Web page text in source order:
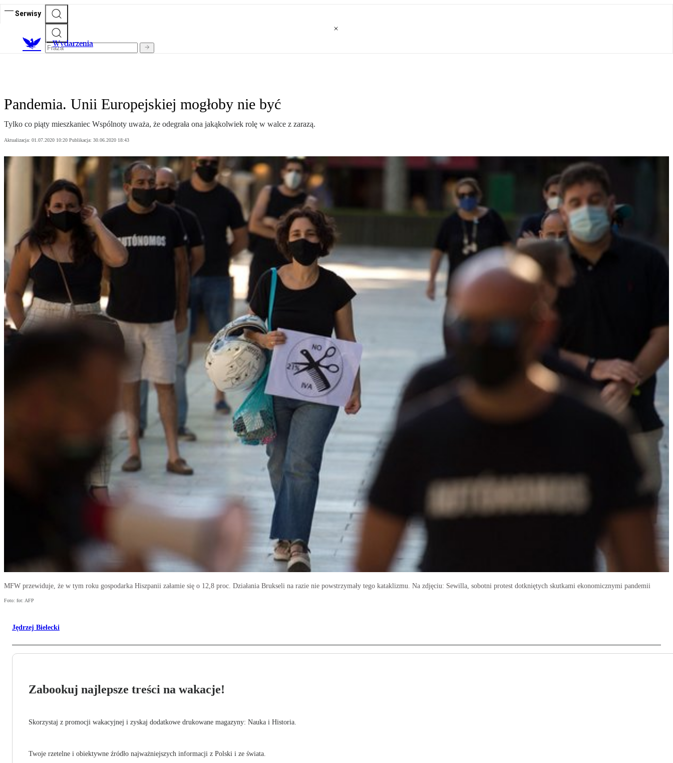
Serwisy
Wydarzenia
Pandemia. Unii Europejskiej mogłoby nie być
Tylko co piąty mieszkaniec Wspólnoty uważa, że odegrała ona jakąkolwiek rolę w walce z zarazą.
Aktualizacja: 01.07.2020 10:20 Publikacja: 30.06.2020 18:43
MFW przewiduje, że w tym roku gospodarka Hiszpanii załamie się o 12,8 proc. Działania Brukseli na razie nie powstrzymały tego kataklizmu. Na zdjęciu: Sewilla, sobotni protest dotkniętych skutkami ekonomicznymi pandemii
Foto: fot: AFP
Jędrzej Bielecki
Zabookuj najlepsze treści na wakacje!
Skorzystaj z promocji wakacyjnej i zyskaj dodatkowe drukowane magazyny: Nauka i Historia.
Twoje rzetelne i obiektywne źródło najważniejszych informacji z Polski i ze świata.